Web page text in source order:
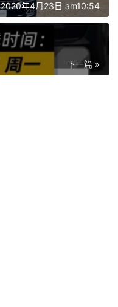
2020年4月23日 am10:54
下一篇 »